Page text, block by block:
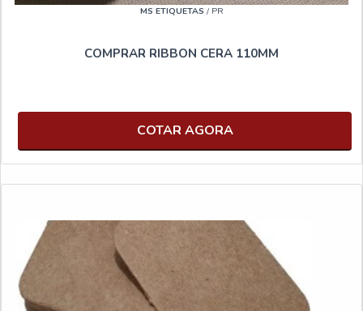
MS ETIQUETAS / PR
COMPRAR RIBBON CERA 110MM
COTAR AGORA